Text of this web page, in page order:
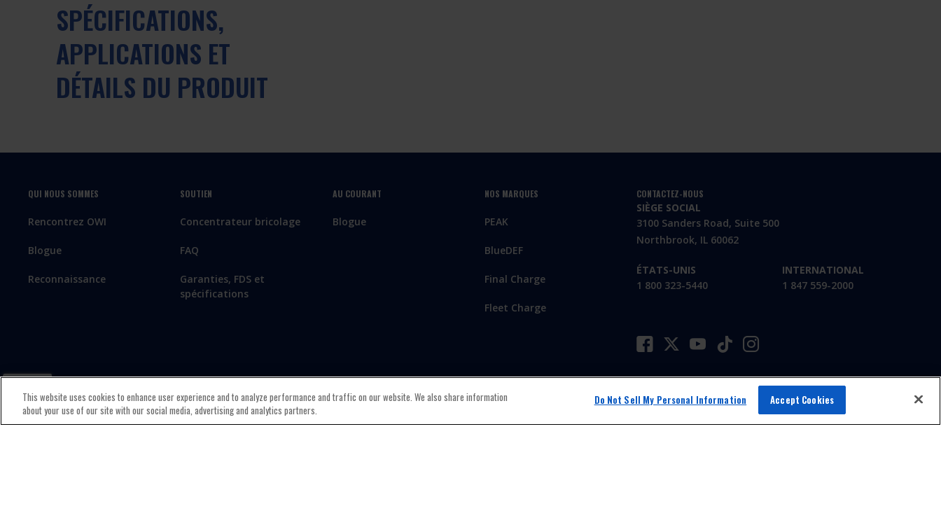
SPÉCIFICATIONS,
APPLICATIONS ET
DÉTAILS DU PRODUIT
QUI NOUS SOMMES
Rencontrez OWI
Blogue
Reconnaissance
SOUTIEN
Concentrateur bricolage
FAQ
Garanties, FDS et
spécifications
AU COURANT
Blogue
NOS MARQUES
PEAK
BlueDEF
Final Charge
Fleet Charge
CONTACTEZ-NOUS
SIÈGE SOCIAL
3100 Sanders Road, Suite 500
Northbrook, IL 60062
ÉTATS-UNIS
1 800 323-5440
INTERNATIONAL
1 847 559-2000
This website uses cookies to enhance user experience and to analyze performance and traffic on our website. We also share information
about your use of our site with our social media, advertising and analytics partners.
Do Not Sell My Personal Information Accept Cookies